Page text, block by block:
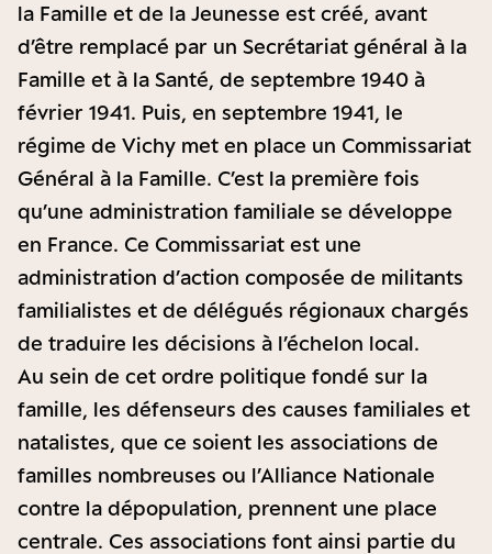
la Famille et de la Jeunesse est créé, avant
d’être remplacé par un Secrétariat général à la
Famille et à la Santé, de septembre 1940 à
février 1941. Puis, en septembre 1941, le
régime de Vichy met en place un Commissariat
Général à la Famille. C’est la première fois
qu’une administration familiale se développe
en France. Ce Commissariat est une
administration d’action composée de militants
familialistes et de délégués régionaux chargés
de traduire les décisions à l’échelon local.
Au sein de cet ordre politique fondé sur la
famille, les défenseurs des causes familiales et
natalistes, que ce soient les associations de
familles nombreuses ou l’Alliance Nationale
contre la dépopulation, prennent une place
centrale. Ces associations font ainsi partie du